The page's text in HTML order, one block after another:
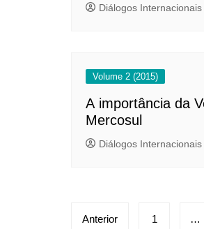
Diálogos Internacionais
Volume 2 (2015)
A importância da
Mercosul
Diálogos Internacionais
Paginação
Anterior 1 …